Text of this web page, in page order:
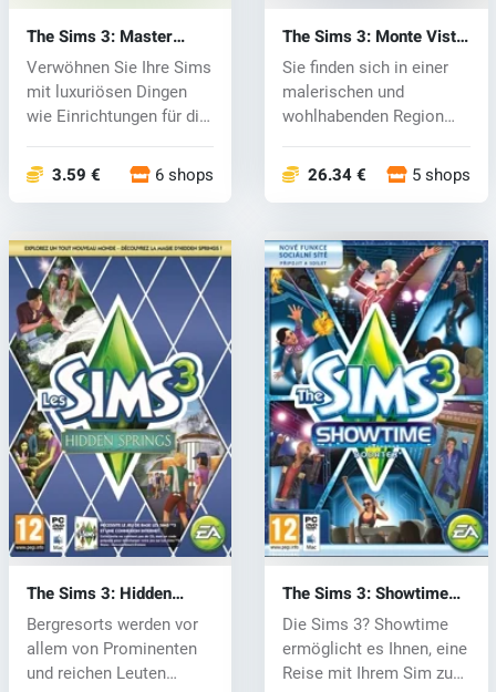
The Sims 3: Master
Suite Stuff (PC) CD key
Verwöhnen Sie Ihre Sims
mit luxuriösen Dingen
wie Einrichtungen für die
3.59 € 6 shops
The Sims 3: Monte Vista
(PC) CD key
Sie finden sich in einer
malerischen und
wohlhabenden Region
26.34 € 5 shops
The Sims 3: Hidden
Springs (PC) CD key
Bergresorts werden vor
allem von Prominenten
und reichen Leuten
The Sims 3: Showtime
(PC) CD key
Die Sims 3? Showtime
ermöglicht es Ihnen, eine
Reise mit Ihrem Sim zu